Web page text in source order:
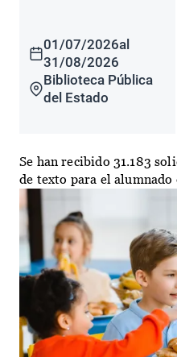
01/07/2026al
31/08/2026
Biblioteca Pública
del Estado
Se han recibido 31.183
de texto para el